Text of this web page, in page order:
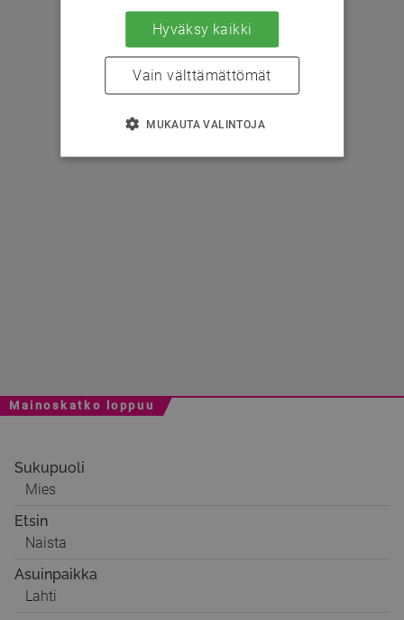
Mainoskatko loppuu
Sukupuoli
Mies
Etsin
Naista
Asuinpaikka
Lahti
Hyväksy kaikki
Vain välttämättömät
MUKAUTA VALINTOJA